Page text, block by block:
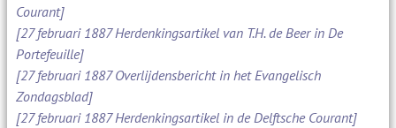
Courant]
[27 februari 1887 Herdenkingsartikel van T.H. de Beer in De
Portefeuille]
[27 februari 1887 Overlijdensbericht in het Evangelisch
Zondagsblad]
[27 februari 1887 Herdenkingsartikel in de Delftsche Courant]